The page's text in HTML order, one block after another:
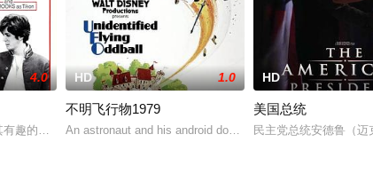
4.0
有趣的讽刺故事。它通过一个贵族出身的小公务员和一个流氓找寻十
HD 1.0
不明飞行物1979
An astronaut and his android double travel back to the time
HD
美国总统
民主党总统安德鲁（